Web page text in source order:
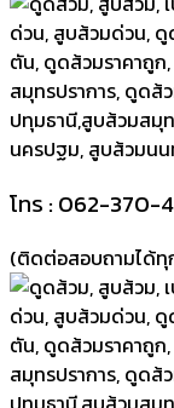
โทร : 062-370-
(ติดต่อสอบถามได้ทุ